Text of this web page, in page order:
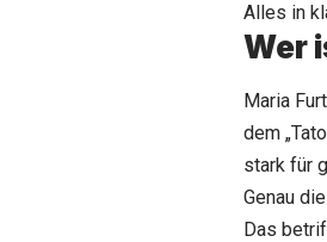
Alles in
Wer
Maria
dem
stark für
Genau
Das